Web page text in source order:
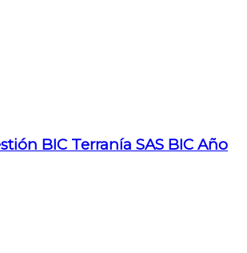
BIC Terranía SAS BIC Año